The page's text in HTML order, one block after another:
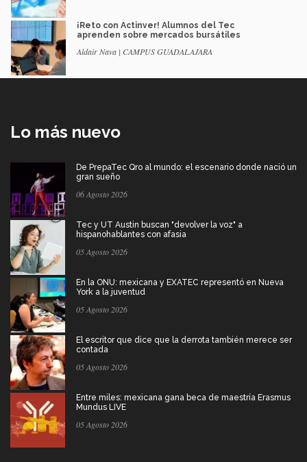
¡Reto con Actinver! Alumnos del Tec
aprenden sobre mercados bursátiles
Aldair Nava | CAMPUS GUADALAJARA
Lo más nuevo
De PrepaTec Qro al mundo: el escenario donde nació un
gran sueño
06 Agosto 2026
Tec y UT Austin buscan "devolver la voz" a
hispanohablantes con afasia
05 Agosto 2026
En la ONU: mexicana y EXATEC representó en Nueva
York a la juventud
05 Agosto 2026
El escritor que dice que la derrota también merece ser
contada
05 Agosto 2026
Entre miles: mexicana gana beca de maestría Erasmus
Mundus LIVE
05 Agosto 2026